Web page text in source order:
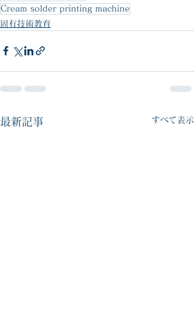
Cream solder printing machine
固有技術教育
最新記事 すべて表示